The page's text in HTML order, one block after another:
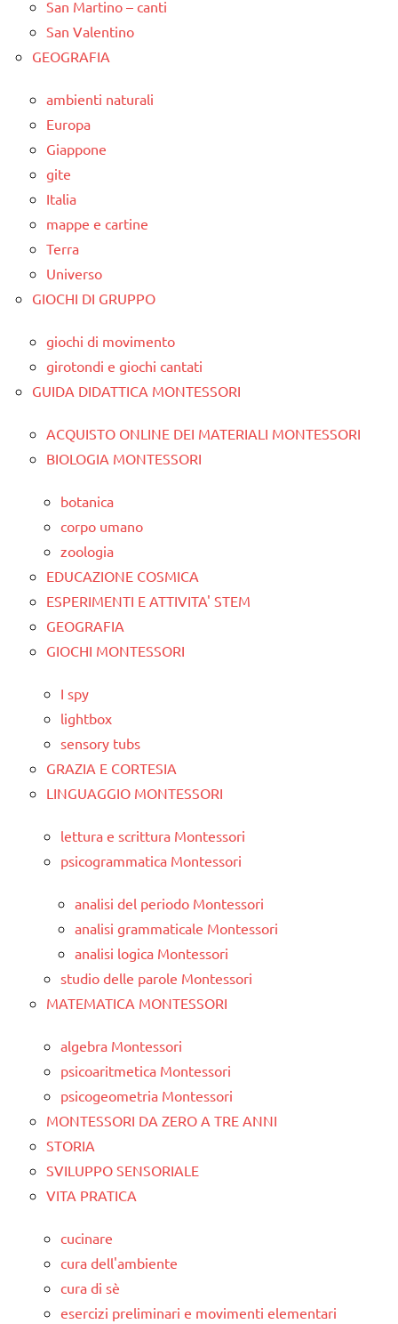
San Martino – canti
San Valentino
GEOGRAFIA
ambienti naturali
Europa
Giappone
gite
Italia
mappe e cartine
Terra
Universo
GIOCHI DI GRUPPO
giochi di movimento
girotondi e giochi cantati
GUIDA DIDATTICA MONTESSORI
ACQUISTO ONLINE DEI MATERIALI MONTESSORI
BIOLOGIA MONTESSORI
botanica
corpo umano
zoologia
EDUCAZIONE COSMICA
ESPERIMENTI E ATTIVITA' STEM
GEOGRAFIA
GIOCHI MONTESSORI
I spy
lightbox
sensory tubs
GRAZIA E CORTESIA
LINGUAGGIO MONTESSORI
lettura e scrittura Montessori
psicogrammatica Montessori
analisi del periodo Montessori
analisi grammaticale Montessori
analisi logica Montessori
studio delle parole Montessori
MATEMATICA MONTESSORI
algebra Montessori
psicoaritmetica Montessori
psicogeometria Montessori
MONTESSORI DA ZERO A TRE ANNI
STORIA
SVILUPPO SENSORIALE
VITA PRATICA
cucinare
cura dell'ambiente
cura di sè
esercizi preliminari e movimenti elementari